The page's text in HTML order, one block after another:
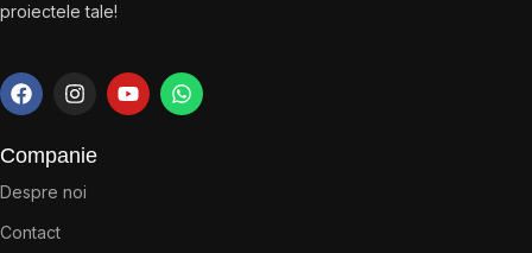
proiectele tale!
Companie
Despre noi
Contact